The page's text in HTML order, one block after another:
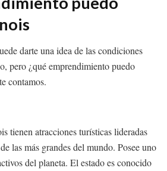
darte una idea de las condiciones
pero ¿qué emprendimiento puedo
contamos.
tienen atracciones turísticas lideradas
las más grandes del mundo. Posee uno
del planeta. El estado es conocido